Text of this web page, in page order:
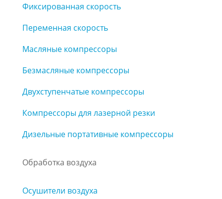
Фиксированная скорость
Переменная скорость
Масляные компрессоры
Безмасляные компрессоры
Двухступенчатые компрессоры
Компрессоры для лазерной резки
Дизельные портативные компрессоры
Обработка воздуха
Осушители воздуха